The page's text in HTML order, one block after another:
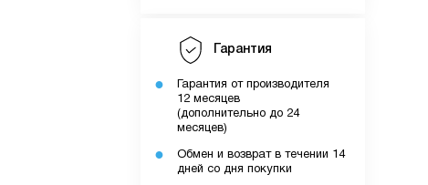
Гарантия
Гарантия от производителя
12 месяцев
(дополнительно до 24
месяцев)
Обмен и возврат в течении 14
дней со дня покупки